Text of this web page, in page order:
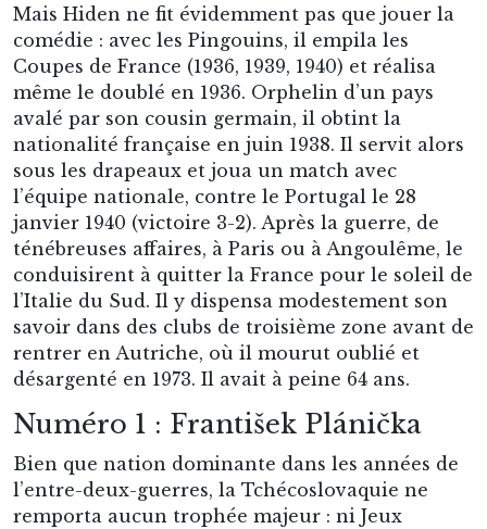
Mais Hiden ne fit évidemment pas que jouer la
comédie : avec les Pingouins, il empila les
Coupes de France (1936, 1939, 1940) et réalisa
même le doublé en 1936. Orphelin d’un pays
avalé par son cousin germain, il obtint la
nationalité française en juin 1938. Il servit alors
sous les drapeaux et joua un match avec
l’équipe nationale, contre le Portugal le 28
janvier 1940 (victoire 3-2). Après la guerre, de
ténébreuses affaires, à Paris ou à Angoulême, le
conduisirent à quitter la France pour le soleil de
l’Italie du Sud. Il y dispensa modestement son
savoir dans des clubs de troisième zone avant de
rentrer en Autriche, où il mourut oublié et
désargenté en 1973. Il avait à peine 64 ans.
Numéro 1 : František Plánička
Bien que nation dominante dans les années de
l’entre-deux-guerres, la Tchécoslovaquie ne
remporta aucun trophée majeur : ni Jeux